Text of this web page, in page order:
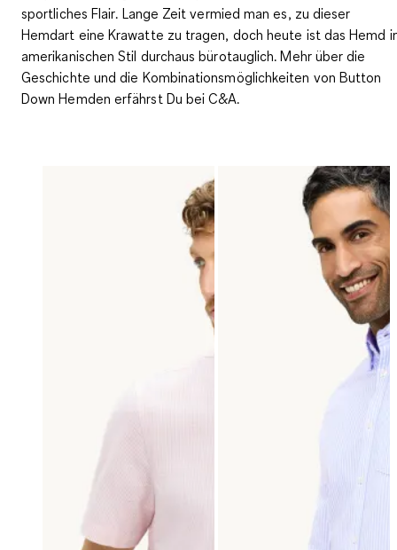
sportliches Flair. Lange Zeit vermied man es, zu dieser
Hemdart eine Krawatte zu tragen, doch heute ist das Hemd
amerikanischen Stil durchaus bürotauglich. Mehr über die
Geschichte und die Kombinationsmöglichkeiten von Button
Down Hemden erfährst Du bei C&A.